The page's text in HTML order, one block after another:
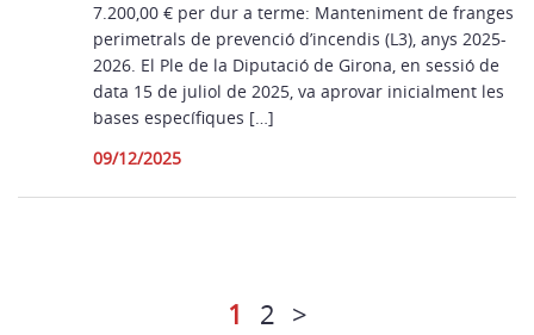
7.200,00 € per dur a terme: Manteniment de franges
perimetrals de prevenció d’incendis (L3), anys 2025-
2026. El Ple de la Diputació de Girona, en sessió de
data 15 de juliol de 2025, va aprovar inicialment les
bases específiques […]
09/12/2025
1 2 >